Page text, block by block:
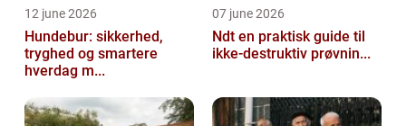
12 june 2026
Hundebur: sikkerhed,
tryghed og smartere
hverdag m...
07 june 2026
Ndt en praktisk guide til
ikke-destruktiv prøvnin...